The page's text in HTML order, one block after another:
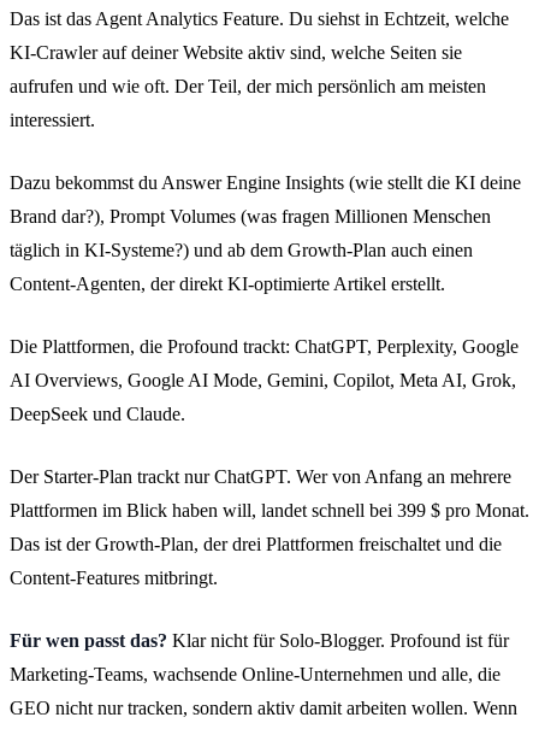
Das ist das Agent Analytics Feature. Du siehst in Echtzeit, welche
KI-Crawler auf deiner Website aktiv sind, welche Seiten sie
aufrufen und wie oft. Der Teil, der mich persönlich am meisten
interessiert.
Dazu bekommst du Answer Engine Insights (wie stellt die KI deine
Brand dar?), Prompt Volumes (was fragen Millionen Menschen
täglich in KI-Systeme?) und ab dem Growth-Plan auch einen
Content-Agenten, der direkt KI-optimierte Artikel erstellt.
Die Plattformen, die Profound trackt: ChatGPT, Perplexity, Google
AI Overviews, Google AI Mode, Gemini, Copilot, Meta AI, Grok,
DeepSeek und Claude.
Der Starter-Plan trackt nur ChatGPT. Wer von Anfang an mehrere
Plattformen im Blick haben will, landet schnell bei 399 $ pro Monat.
Das ist der Growth-Plan, der drei Plattformen freischaltet und die
Content-Features mitbringt.
Für wen passt das? Klar nicht für Solo-Blogger. Profound ist für
Marketing-Teams, wachsende Online-Unternehmen und alle, die
GEO nicht nur tracken, sondern aktiv damit arbeiten wollen. Wenn